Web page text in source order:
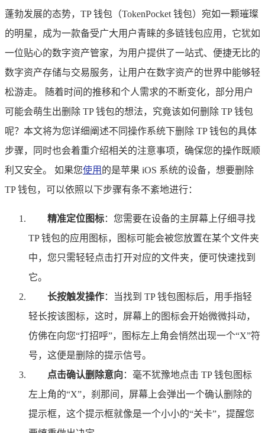
蓬勃发展的态势，TP 钱包（TokenPocket 钱包）宛如一颗璀璨
的明星，成为一款备受广大用户青睐的多链钱包应用，它犹如
一位贴心的数字资产管家，为用户提供了一站式、便捷无比的
数字资产存储与交易服务，让用户在数字资产的世界中能够轻
松游走。 随着时间的推移和个人需求的不断变化，部分用户
可能会萌生出删除 TP 钱包的想法，究竟该如何删除 TP 钱包
呢？本文将为您详细阐述不同操作系统下删除 TP 钱包的具体
步骤，同时也会着重介绍相关的注意事项，确保您的操作既顺
利又安全。 如果您使用 的是苹果 iOS 系统的设备，想要删除
TP 钱包，可以依照以下步骤有条不紊地进行：
精准定位图标：您需要在设备的主屏幕上仔细寻找
TP 钱包的应用图标，图标可能会被您放置在某个文件夹
中，您只需轻轻点击打开对应的文件夹，便可快速找到
它。
长按触发操作：当找到 TP 钱包图标后，用手指轻
轻长按该图标，这时，屏幕上的图标会开始微微抖动，
仿佛在向您“打招呼”，图标左上角会悄然出现一个“X”符
号，这便是删除的提示信号。
点击确认删除意向 ：毫不犹豫地点击 TP 钱包图标
左上角的“X”，刹那间，屏幕上会弹出一个确认删除的
提示框，这个提示框就像是一个小小的“关卡”，提醒您